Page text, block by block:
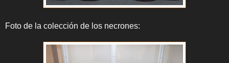
Foto de la colección de los necrones: